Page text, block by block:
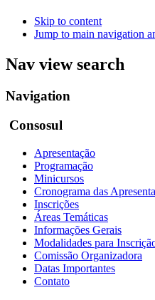
Skip to content
Jump to main navigation
Nav view search
Navigation
Consosul
Apresentação
Programação
Minicursos
Cronograma das
Inscrições
Áreas Temáticas
Informações Gerais
Modalidades para
Comissão Organizadora
Datas Importantes
Contato